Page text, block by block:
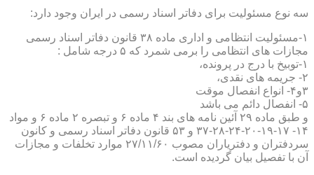
سه نوع مسئولیت برای دفاتر اسناد رسمی در ایران وجود دارد:
۱-مسئولیت انتظامی و اداری ماده ۳۸ قانون دفاتر اسناد رسمی
مجازات های انتظامی را برمی شمرد که ۵ درجه شامل :
۱-توبیخ با درج در پرونده،
۲- جریمه های نقدی،
۳و۴- انواع انفصال موقت
۵- انفصال دائم می باشد
و طبق ماده ۲۹ آئین نامه های بند ۴ ماده ۶ و تبصره ۲ ماده ۶ و مواد
۱۴- ۱۷-۱۹-۲۰-۲۴-۲۸-۳۷ و ۵۳ قانون دفاتر اسناد رسمی و کانون
سردفتران و دفتریاران مصوب ۲۷/۱۱/۶۰ موارد تخلفات و مجازات
آن با تفصیل بیان گردیده است.